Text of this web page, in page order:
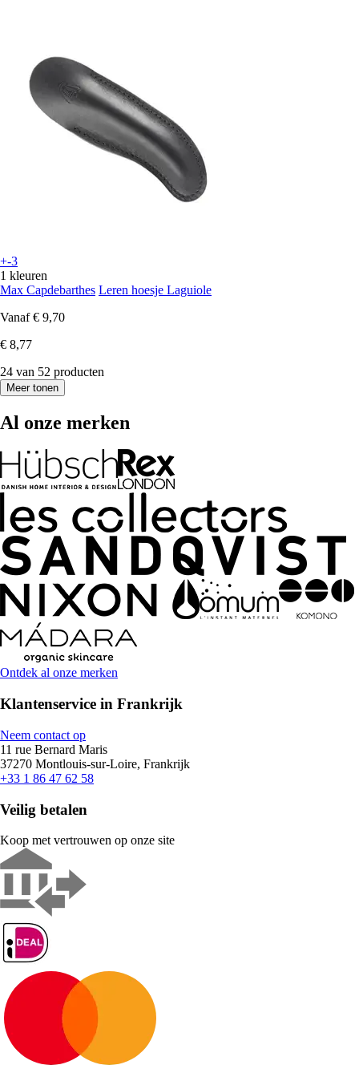
+-3
1 kleuren
Max Capdebarthes Leren hoesje Laguiole
Vanaf € 9,70
€ 8,77
24 van 52 producten
Meer tonen
Al onze merken
Ontdek al onze merken
Klantenservice in Frankrijk
Neem contact op
11 rue Bernard Maris
37270 Montlouis-sur-Loire, Frankrijk
+33 1 86 47 62 58
Veilig betalen
Koop met vertrouwen op onze site